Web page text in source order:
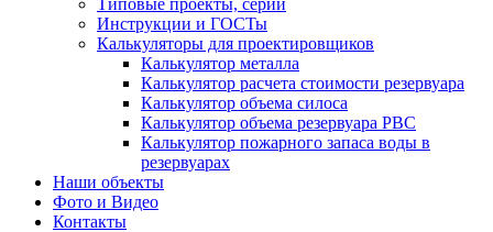
Типовые проекты, серии
Инструкции и ГОСТы
Калькуляторы для проектировщиков
Калькулятор металла
Калькулятор расчета стоимости резервуара
Калькулятор объема силоса
Калькулятор объема резервуара РВС
Калькулятор пожарного запаса воды в
резервуарах
Наши объекты
Фото и Видео
Контакты